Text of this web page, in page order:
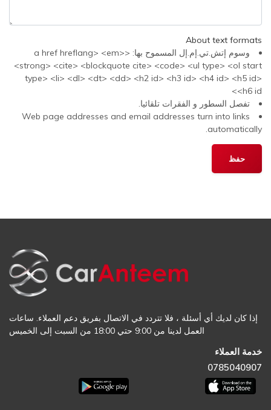
About text formats
وسوم إتش.تي.إم.إل المسموح بها: <a href hreflang> <em>
<strong> <cite> <blockquote cite> <code> <ul type> <ol start
type> <li> <dl> <dt> <dd> <h2 id> <h3 id> <h4 id> <h5 id>
<h6 id>
تفصل السطور و الفقرات تلقائيا.
Web page addresses and email addresses turn into links
automatically.
إذا كان لديك أي أسئلة ، فلا تتردد في الاتصال بفريق دعم العملاء. ساعات
العمل لدينا من 9:00 حتي 18:00 من السبت إلى الخميس
خدمة العملاء
0785040907